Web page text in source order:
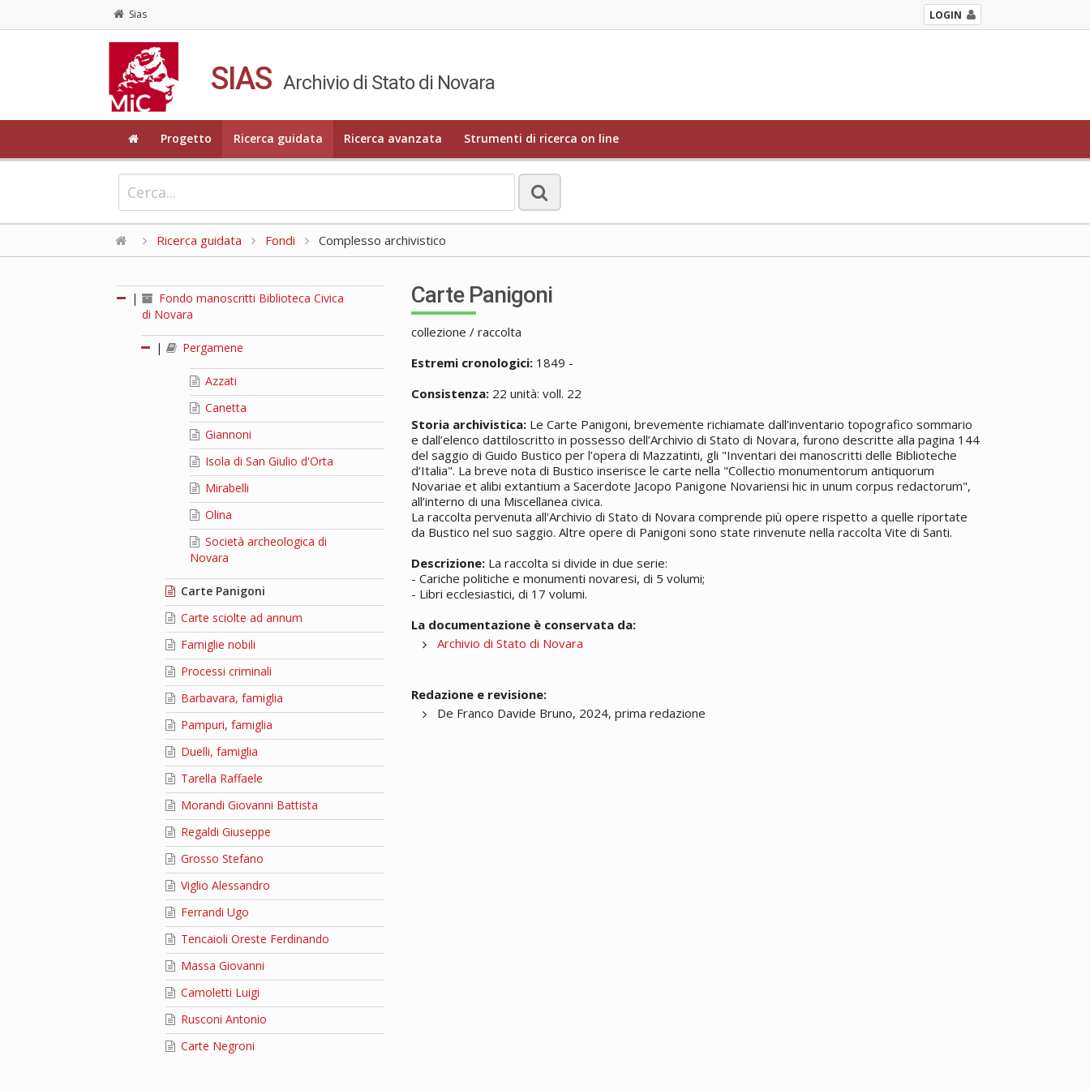
Sias LOGIN
SIAS Archivio di Stato di Novara
Progetto Ricerca guidata Ricerca avanzata Strumenti di ricerca on line
Ricerca guidata Fondi Complesso archivistico
|
Fondo manoscritti Biblioteca Civica
di Novara
| Pergamene
Azzati
Canetta
Giannoni
Isola di San Giulio d'Orta
Mirabelli
Olina
Società archeologica di
Novara
Carte Panigoni
Carte sciolte ad annum
Famiglie nobili
Processi criminali
Barbavara, famiglia
Pampuri, famiglia
Duelli, famiglia
Tarella Raffaele
Morandi Giovanni Battista
Regaldi Giuseppe
Grosso Stefano
Viglio Alessandro
Ferrandi Ugo
Tencaioli Oreste Ferdinando
Massa Giovanni
Camoletti Luigi
Rusconi Antonio
Carte Negroni
Carte Panigoni
collezione / raccolta
Estremi cronologici: 1849 -
Consistenza: 22 unità: voll. 22
Storia archivistica: Le Carte Panigoni, brevemente richiamate dall’inventario topografico sommario
e dall’elenco dattiloscritto in possesso dell’Archivio di Stato di Novara, furono descritte alla pagina 144
del saggio di Guido Bustico per l’opera di Mazzatinti, gli "Inventari dei manoscritti delle Biblioteche
d’Italia". La breve nota di Bustico inserisce le carte nella "Collectio monumentorum antiquorum
Novariae et alibi extantium a Sacerdote Jacopo Panigone Novariensi hic in unum corpus redactorum",
all’interno di una Miscellanea civica.
La raccolta pervenuta all'Archivio di Stato di Novara comprende più opere rispetto a quelle riportate
da Bustico nel suo saggio. Altre opere di Panigoni sono state rinvenute nella raccolta Vite di Santi.
Descrizione: La raccolta si divide in due serie:
- Cariche politiche e monumenti novaresi, di 5 volumi;
- Libri ecclesiastici, di 17 volumi.
La documentazione è conservata da:
Archivio di Stato di Novara
Redazione e revisione:
De Franco Davide Bruno, 2024, prima redazione